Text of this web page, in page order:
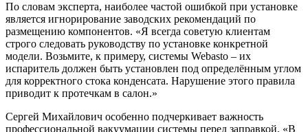
По словам эксперта, наиболее частой ошибкой при установке
является игнорирование заводских рекомендаций по
размещению компонентов. «Я всегда советую клиентам
строго следовать руководству по установке конкретной
модели. Возьмите, к примеру, системы Webasto – их
испаритель должен быть установлен под определённым углом
для корректного стока конденсата. Нарушение этого правила
приводит к протечкам в салон.»
Сергей Михайлович особенно подчеркивает важность
профессиональной вакуумации системы перед заправкой. «В